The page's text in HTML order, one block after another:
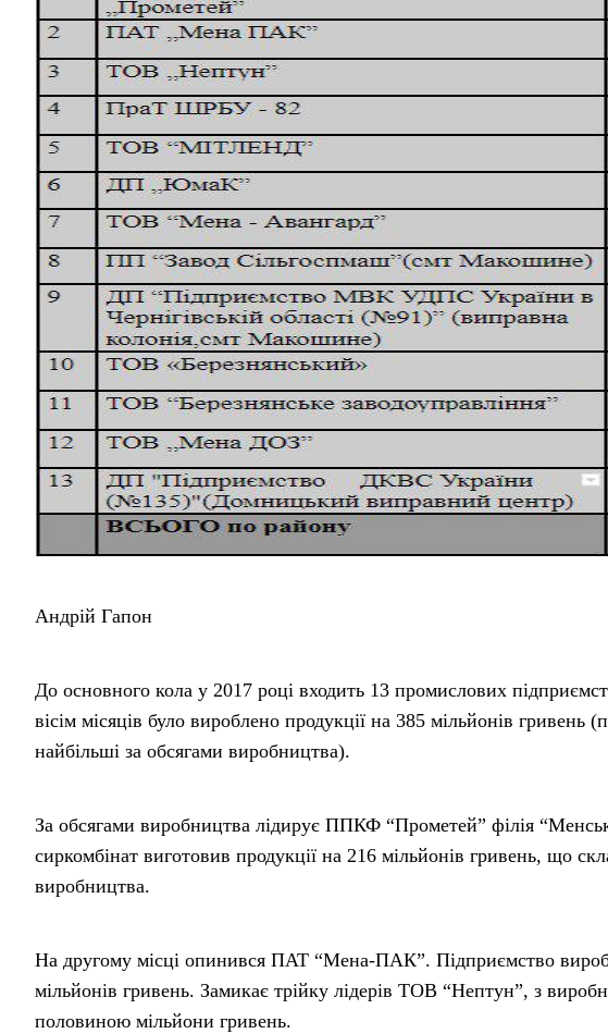
Андрій Гапон
До основного кола у 2017 році входить 13 промислових
вісім місяців було вироблено продукції на 385 мільйонів гривень
найбільші за обсягами виробництва).
За обсягами виробництва лідирує ППКФ “Прометей” філія
сиркомбінат виготовив продукції на 216 мільйонів гривень, що
виробництва.
На другому місці опинився ПАТ “Мена-ПАК”. Підприємство
мільйонів гривень. Замикає трійку лідерів ТОВ “Нептун”, з
половиною мільйони гривень.